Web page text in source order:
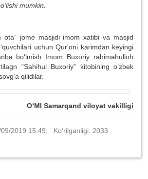
mumkin.
jome masjidi imom xatibi va masjid
uchun Qur'oni karimdan keyingi
bo‘lmish Imom Buxoriy rahimahulloh
“Sahihul Buxoriy” kitobining o‘zbek
qilidilar.
O‘MI Samarqand viloyat vakilligi
2019 15:49; Ko‘rilganligi: 2033